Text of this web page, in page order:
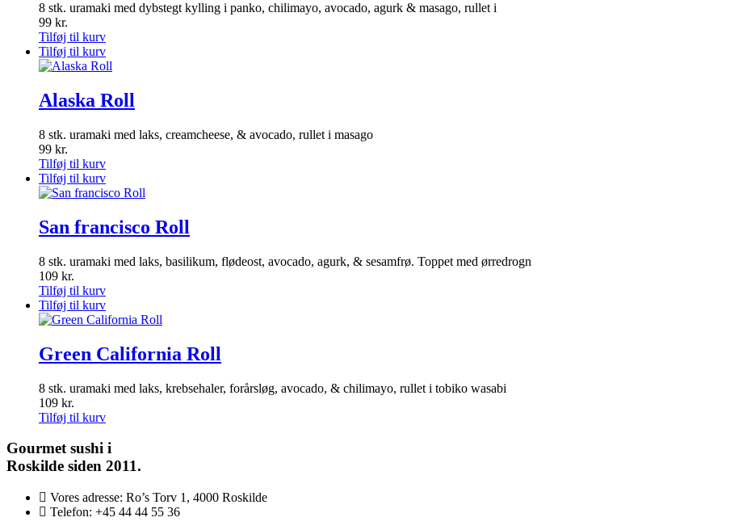
8 stk. uramaki med dybstegt kylling i panko, chilimayo, avocado, agurk & masago, rullet i
99 kr.
Tilføj til kurv
Tilføj til kurv
Alaska Roll
8 stk. uramaki med laks, creamcheese, & avocado, rullet i masago
99 kr.
Tilføj til kurv
Tilføj til kurv
San francisco Roll
8 stk. uramaki med laks, basilikum, flødeost, avocado, agurk, & sesamfrø. Toppet med ørredrogn
109 kr.
Tilføj til kurv
Tilføj til kurv
Green California Roll
8 stk. uramaki med laks, krebsehaler, forårsløg, avocado, & chilimayo, rullet i tobiko wasabi
109 kr.
Tilføj til kurv
Gourmetsushi i
Roskilde siden 2011.
Vores adresse: Ro’s Torv 1, 4000 Roskilde
Telefon: +45 44 44 55 36